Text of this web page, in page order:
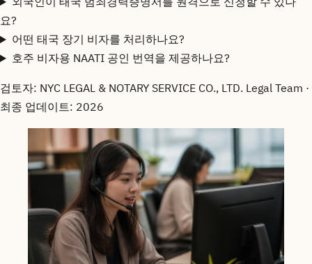
요?
어떤 태국 장기 비자를 처리하나요?
호주 비자용 NAATI 공인 번역을 제공하나요?
검토자: NYC LEGAL & NOTARY SERVICE CO., LTD. Legal Team ·
최종 업데이트: 2026